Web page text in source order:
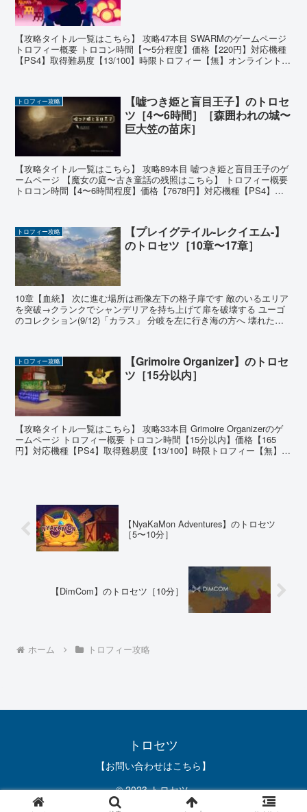
【攻略タイトル一覧はこちら】 攻略47本目 SWARMのゲームページ
トロフィー概要 トロコン時間【〜5分程度】価格【220円】対応機種
【PS4】取得難易度【13/100】時限トロフィー【無】オンライントロ
トロフィー攻略
【嘘つき姫と盲目王子】のトロセ
ツ［4〜6時間］［森囲われの城〜
巨大笠の苗床］
【攻略タイトル一覧はこちら】 攻略89本目 嘘つき姫と盲目王子のゲ
ームページ 【魔女の庭〜古き童話の残照はこちら】 トロフィー概要
トロコン時間【4〜6時間程度】価格【7678円】対応機種【PS4】取
トロフィー攻略
【プレイグテイル-レクイエム-】
のトロセツ［10章〜17章］
10章【血統】 次に進む場所は画像左下の格子扉です 敵のいるエリア
を突破→クランクでシャンデリアを持ち上げて扉を破壊する ユーゴ
のコレクション(9/12)「カラス」 分岐を左に行き海の方へ 壊れた橋
トロフィー攻略
【Grimoire Organizer】のトロセ
ツ［15分以内］
【攻略タイトル一覧はこちら】 攻略33本目 Grimoire Organizerのゲ
ームページ トロフィー概要 トロコン時間【15分以内】価格【165
円】対応機種【PS4】取得難易度【13/100】時限トロフィー【無】オ
【NyaKaMon Adventures】のトロセツ
［5〜10分］
【DimCom】のトロセツ［10分］
ホーム トロフィー攻略
トロセツ
【お問い合わせはこちら】
© 2023 トロセツ.